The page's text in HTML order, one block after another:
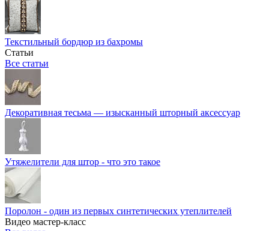
Текстильный бордюр из бахромы
Статьи
Все статьи
Декоративная тесьма — изысканный шторный аксессуар
Утяжелители для штор - что это такое
Поролон - один из первых синтетических утеплителей
Видео мастер-класс